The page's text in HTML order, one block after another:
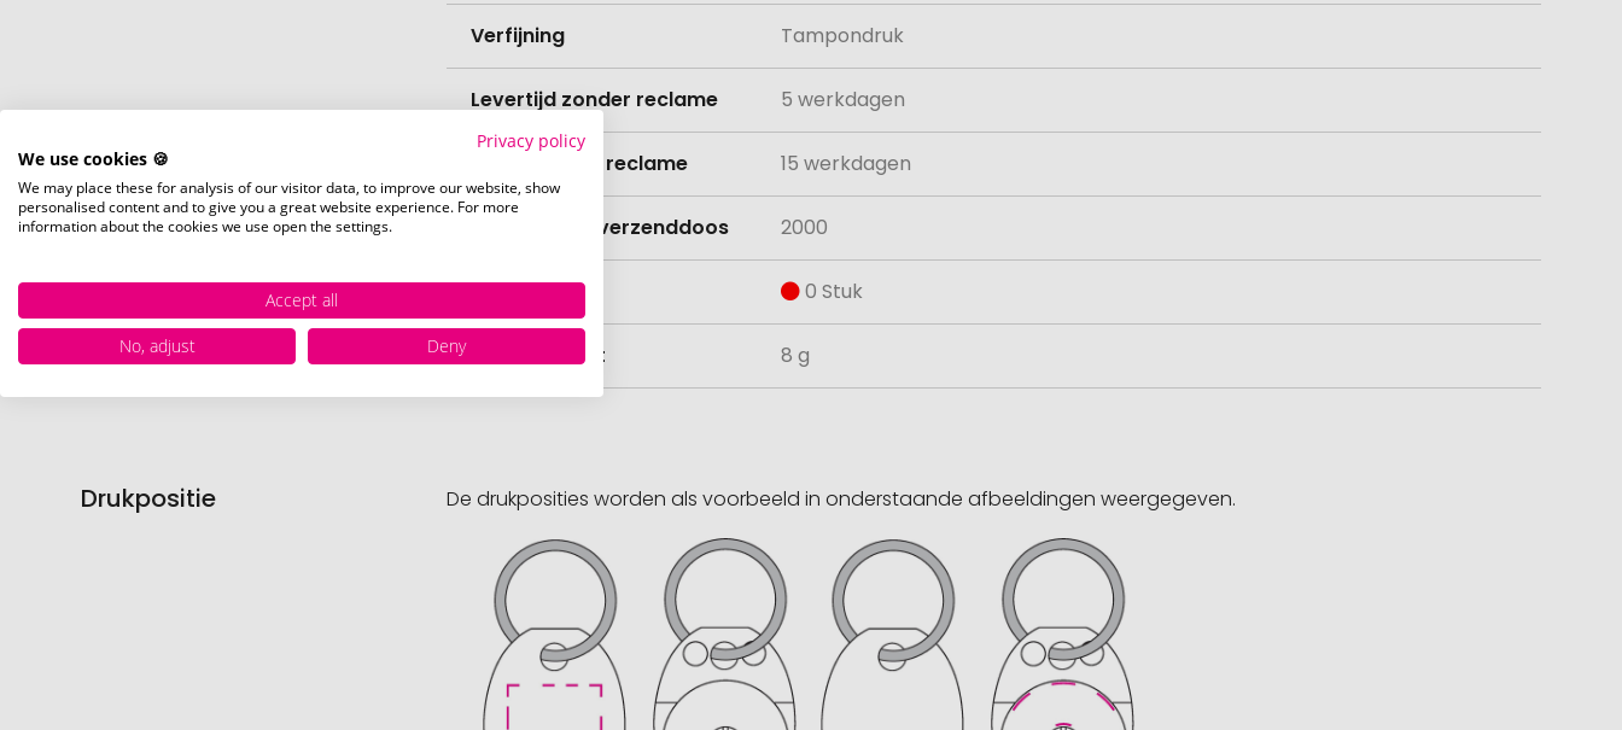
Verfijning Tampondruk
Levertijd zonder reclame 5 werkdagen
Levertijd met reclame 15 werkdagen
Hoeveelheid verzenddoos 2000
Voorraad 0 Stuk
Nettogewicht 8 g
Drukpositie De drukposities worden als voorbeeld in onderstaande afbeeldingen weergegeven.
Privacy policy
We use cookies 🍪
We may place these for analysis of our visitor data, to improve our website, show
personalised content and to give you a great website experience. For more
information about the cookies we use open the settings.
Accept all
No, adjust
Deny